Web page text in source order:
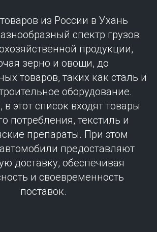
из России в Ухань
спектр грузов:
продукции,
зерно и овощи, до
товаров, таких как сталь и
оборудование.
в этот список входят товары
потребления, текстиль и
препараты. При этом
предоставляют
доставку, обеспечивая
и своевременность
поставок.